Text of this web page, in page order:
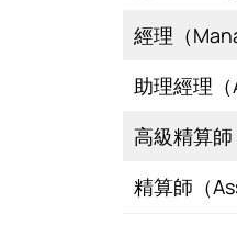
經理（
助理經理
高級精算
精算師（